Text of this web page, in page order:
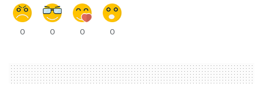
0 0 0 0